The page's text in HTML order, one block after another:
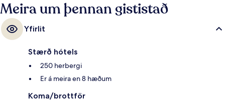
sem hafa heimsótt staðinn eru sérstaklega ánægðir með eru hjálpsamt
starfsfólk og góð staðsetning.
Meira um þennan gististað
Yfirlit
Stærð hótels
250 herbergi
Er á meira en 8 hæðum
Koma/brottför